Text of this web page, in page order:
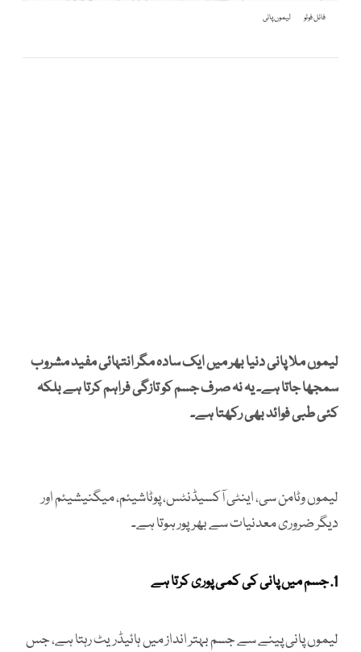
فائل فوٹو لیموں پانی
لیموں ملا پانی دنیا بھر میں ایک سادہ مگر انتہائی مفید مشروب
سمجھا جاتا ہے۔ یہ نہ صرف جسم کو تازگی فراہم کرتا ہے بلکہ
کئی طبی فوائد بھی رکھتا ہے۔
لیموں وٹامن سی، اینٹی آکسیڈنٹس، پوٹاشیئم، میگنیشیئم اور
دیگر ضروری معدنیات سے بھرپور ہوتا ہے۔
1. جسم میں پانی کی کمی پوری کرتا ہے
لیموں پانی پینے سے جسم بہتر انداز میں ہائیڈریٹ رہتا ہے، جس